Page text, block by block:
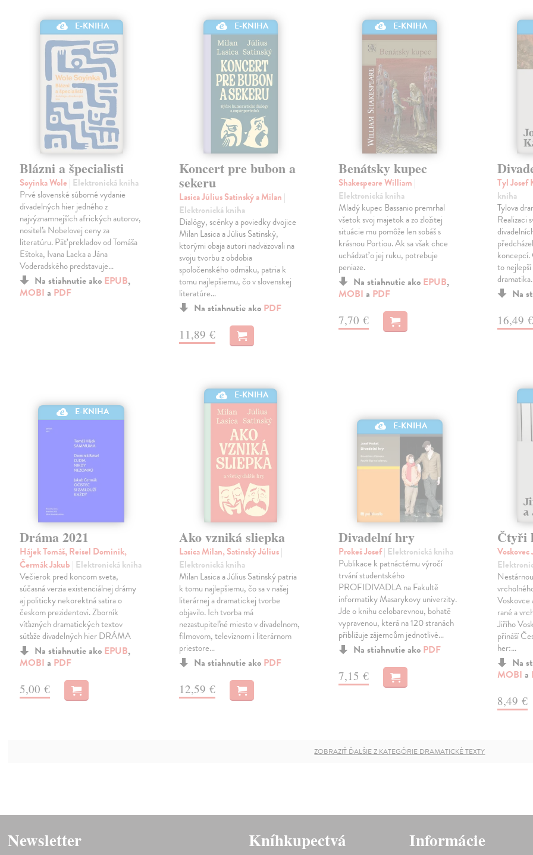
E-KNIHA
Blázni a špecialisti
Soyinka Wole | Elektronická kniha
Prvé slovenské súborné vydanie
divadelných hier jedného z
najvýznamnejších afrických autorov,
nositeľa Nobelovej ceny za
literatúru. Päť prekladov od Tomáša
Eštoka, Ivana Lacka a Jána
Voderadského predstavuje…
Na stiahnutie ako EPUB,
MOBI a PDF
E-KNIHA
Koncert pre bubon a
sekeru
Lasica Július Satinský a Milan |
Elektronická kniha
Dialógy, scénky a poviedky dvojice
Milan Lasica a Július Satinský,
ktorými obaja autori nadväzovali na
svoju tvorbu z obdobia
spoločenského odmäku, patria k
tomu najlepšiemu, čo v slovenskej
literatúre…
Na stiahnutie ako PDF
11,89 €
E-KNIHA
Benátsky kupec
Shakespeare William |
Elektronická kniha
Mladý kupec Bassanio premrhal
všetok svoj majetok a zo zložitej
situácie mu pomôže len sobáš s
krásnou Portiou. Ak sa však chce
uchádzať o jej ruku, potrebuje
peniaze.
Na stiahnutie ako EPUB,
MOBI a PDF
7,70 €
Tyl Josef
kniha
Tylova
Realizaci
to
Na
16,49 €
E-KNIHA
Dráma 2021
Hájek Tomáš, Reisel Dominik,
Čermák Jakub | Elektronická kniha
Večierok pred koncom sveta,
súčasná verzia existenciálnej drámy
aj politicky nekorektná satira o
českom prezidentovi. Zborník
víťazných dramatických textov
súťaže divadelných hier DRÁMA
Na stiahnutie ako EPUB,
MOBI a PDF
5,00 €
E-KNIHA
Ako vzniká sliepka
Lasica Milan, Satinský Július|
Elektronická kniha
Milan Lasica a Július Satinský patria
k tomu najlepšiemu, čo sa v našej
literárnej a dramatickej tvorbe
objavilo. Ich tvorba má
nezastupiteľné miesto v divadelnom,
filmovom, televíznom i literárnom
priestore…
Na stiahnutie ako PDF
12,59 €
E-KNIHA
Divadelní hry
Prokeš Josef| Elektronická kniha
Publikace k patnáctému výročí
trvání studentského
PROFIDIVADLA na Fakultě
informatiky Masarykovy univerzity.
Jde o knihu celobarevnou, bohatě
vypravenou, která na 120 stranách
přibližuje zájemcům jednotlivé…
Na stiahnutie ako PDF
7,15 €
Čtyři
Voskovce
rané a
Jiřího
přináší
her:…
Na
MOBI a
8,49 €
ZOBRAZIŤ ĎALŠIE Z KATEGÓRIE DRAMATICKÉ TEXTY
Newsletter Kníhkupectvá Informácie